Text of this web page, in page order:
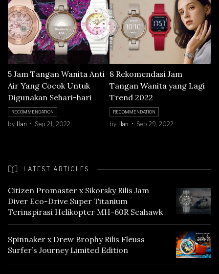
5 Jam Tangan Wanita Anti
Air Yang Cocok Untuk
Digunakan Sehari-hari
RECOMMENDATION
by Han Sep 21, 2022
8 Rekomendasi Jam
Tangan Wanita yang Lagi
Trend 2022
RECOMMENDATION
by Han Sep 29, 2022
LATEST ARTICLES
Citizen Promaster x Sikorsky Rilis Jam
Diver Eco-Drive Super Titanium
Terinspirasi Helikopter MH-60R Seahawk
Spinnaker x Drew Brophy Rilis Fleuss
Surfer’s Journey Limited Edition